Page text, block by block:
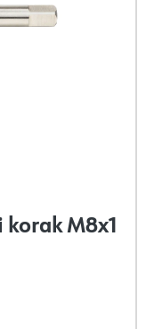
korak M8x1